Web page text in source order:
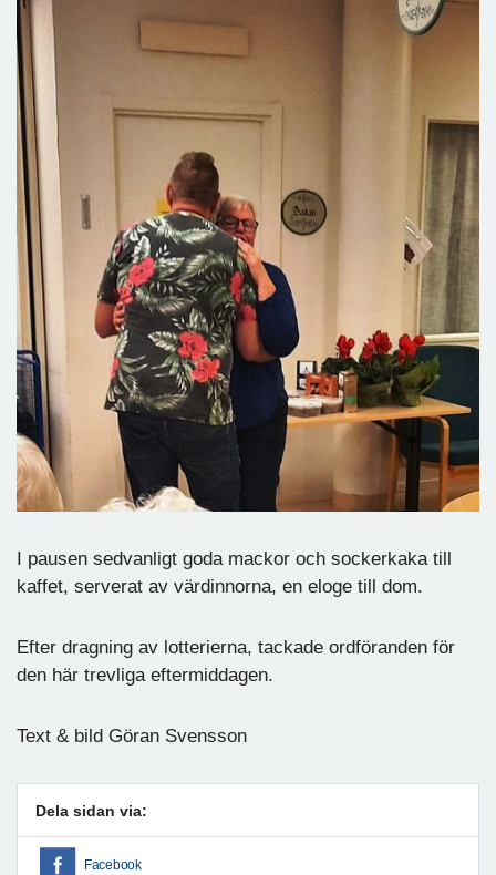
I pausen sedvanligt goda mackor och sockerkaka till
kaffet, serverat av värdinnorna, en eloge till dom.
Efter dragning av lotterierna, tackade ordföranden för
den här trevliga eftermiddagen.
Text & bild Göran Svensson
Dela sidan via:
Facebook